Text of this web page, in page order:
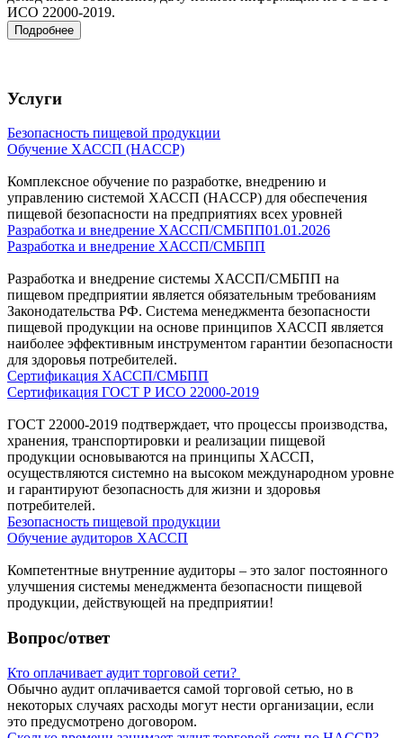
ИСО 22000-2019.
Подробнее
Услуги
Безопасность пищевой продукции
Обучение ХАССП (HACCP)
Комплексное обучение по разработке, внедрению и
управлению системой ХАССП (HACCP) для обеспечения
пищевой безопасности на предприятиях всех уровней
Разработка и внедрение ХАССП/СМБПП01.01.2026
Разработка и внедрение ХАССП/СМБПП
Разработка и внедрение системы ХАССП/СМБПП на
пищевом предприятии является обязательным требованиям
Законодательства РФ. Система менеджмента безопасности
пищевой продукции на основе принципов ХАССП является
наиболее эффективным инструментом гарантии безопасности
для здоровья потребителей.
Сертификация ХАССП/СМБПП
Сертификация ГОСТ Р ИСО 22000-2019
ГОСТ 22000-2019 подтверждает, что процессы производства,
хранения, транспортировки и реализации пищевой
продукции основываются на принципы ХАССП,
осуществляются системно на высоком международном уровне
и гарантируют безопасность для жизни и здоровья
потребителей.
Безопасность пищевой продукции
Обучение аудиторов ХАССП
Компетентные внутренние аудиторы – это залог постоянного
улучшения системы менеджмента безопасности пищевой
продукции, действующей на предприятии!
Вопрос/ответ
Кто оплачивает аудит торговой сети?
Обычно аудит оплачивается самой торговой сетью, но в
некоторых случаях расходы могут нести организации, если
это предусмотрено договором.